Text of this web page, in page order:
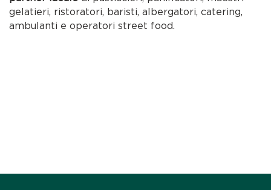
gelatieri, ristoratori, baristi, albergatori, catering,
ambulanti e operatori street food.